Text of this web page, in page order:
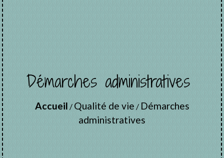
Démarches administratives
Accueil / Qualité de vie / Démarches
administratives